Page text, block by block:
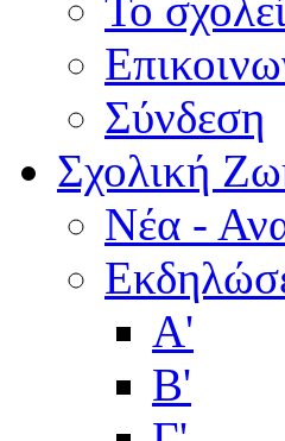
Σύνδεση
Σχολική
Νέα -
Α'
Β'